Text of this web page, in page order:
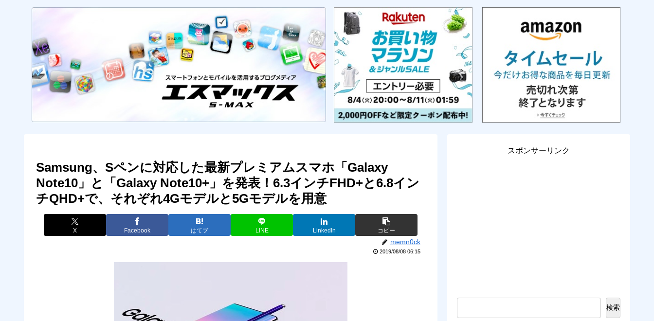
Samsung、Sペンに対応した最新プレミアムスマホ「Galaxy
Note10」と「Galaxy Note10+」を発表！6.3インチFHD+と6.8イン
チQHD+で、それぞれ4Gモデルと5Gモデルを用意
X Facebook はてブ LINE LinkedIn コピー
memn0ck
2019/08/08 06:15
スポンサーリンク
検索